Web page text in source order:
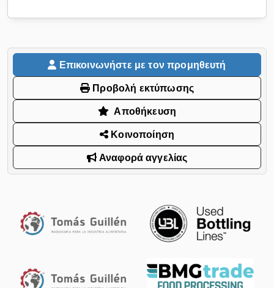
Επικοινωνήστε με τον προμηθευτή
Προβολή εκτύπωσης
Αποθήκευση
Κοινοποίηση
Αναφορά αγγελίας